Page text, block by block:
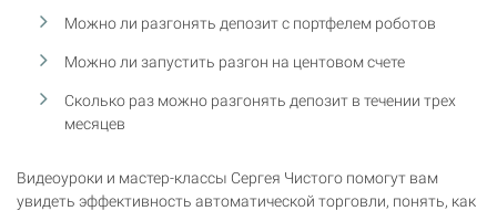
Можно ли разгонять депозит с портфелем роботов
Можно ли запустить разгон на центовом счете
Сколько раз можно разгонять депозит в течении трех
месяцев
Видеоуроки и мастер-классы Сергея Чистого помогут вам
увидеть эффективность автоматической торговли, понять, как